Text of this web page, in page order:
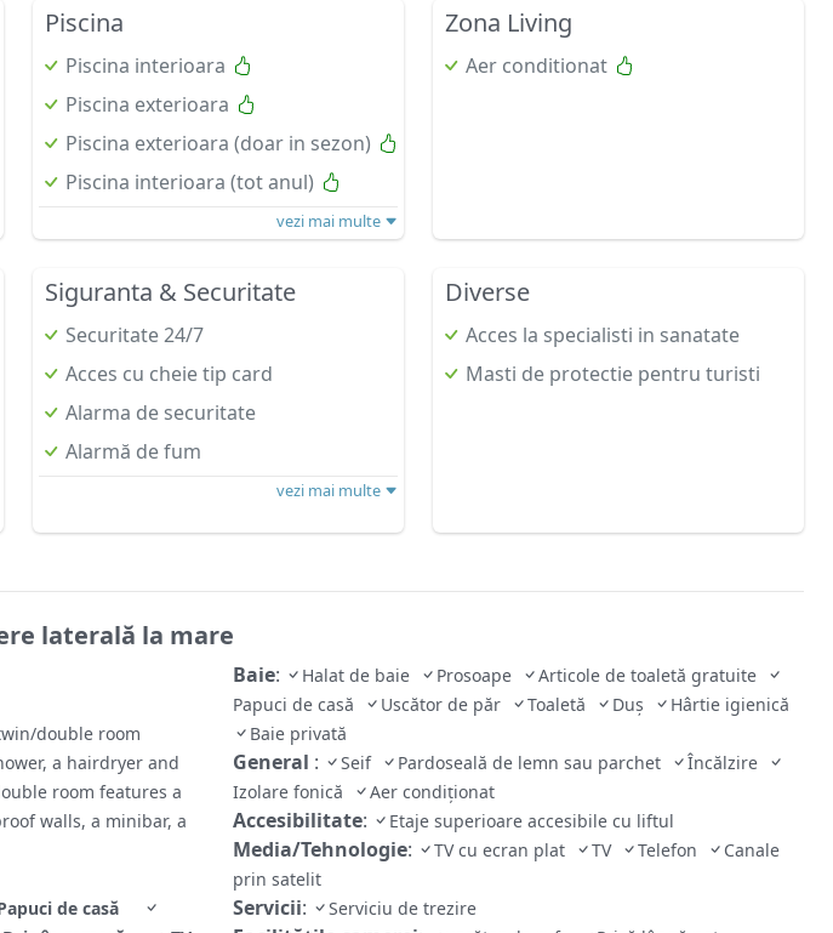
Piscina
Piscina interioara
Piscina exterioara
Piscina exterioara (doar in sezon)
Piscina interioara (tot anul)
vezi mai multe
Zona Living
Aer conditionat
Siguranta & Securitate
Securitate 24/7
Acces cu cheie tip card
Alarma de securitate
Alarmă de fum
vezi mai multe
Diverse
Acces la specialisti in sanatate
Masti de protectie pentru turisti
laterală la mare
double room
a hairdryer and
room features a
walls, a minibar, a
de casă
Baie: Halat de baie Prosoape
Articole de toaletă gratuite
Papuci de casă
Uscător de păr Toaletă Duş
Hârtie igienică
Baie privată
General : Seif Pardoseală de lemn sau parchet
Încălzire
Izolare fonică
Aer condiţionat
Accesibilitate: Etaje superioare accesibile cu liftul
Media/Tehnologie: TV cu ecran plat TV Telefon
Canale
prin satelit
Servicii: Serviciu de trezire